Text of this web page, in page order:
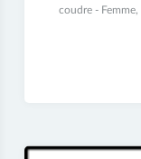
juincoudre - Femme,